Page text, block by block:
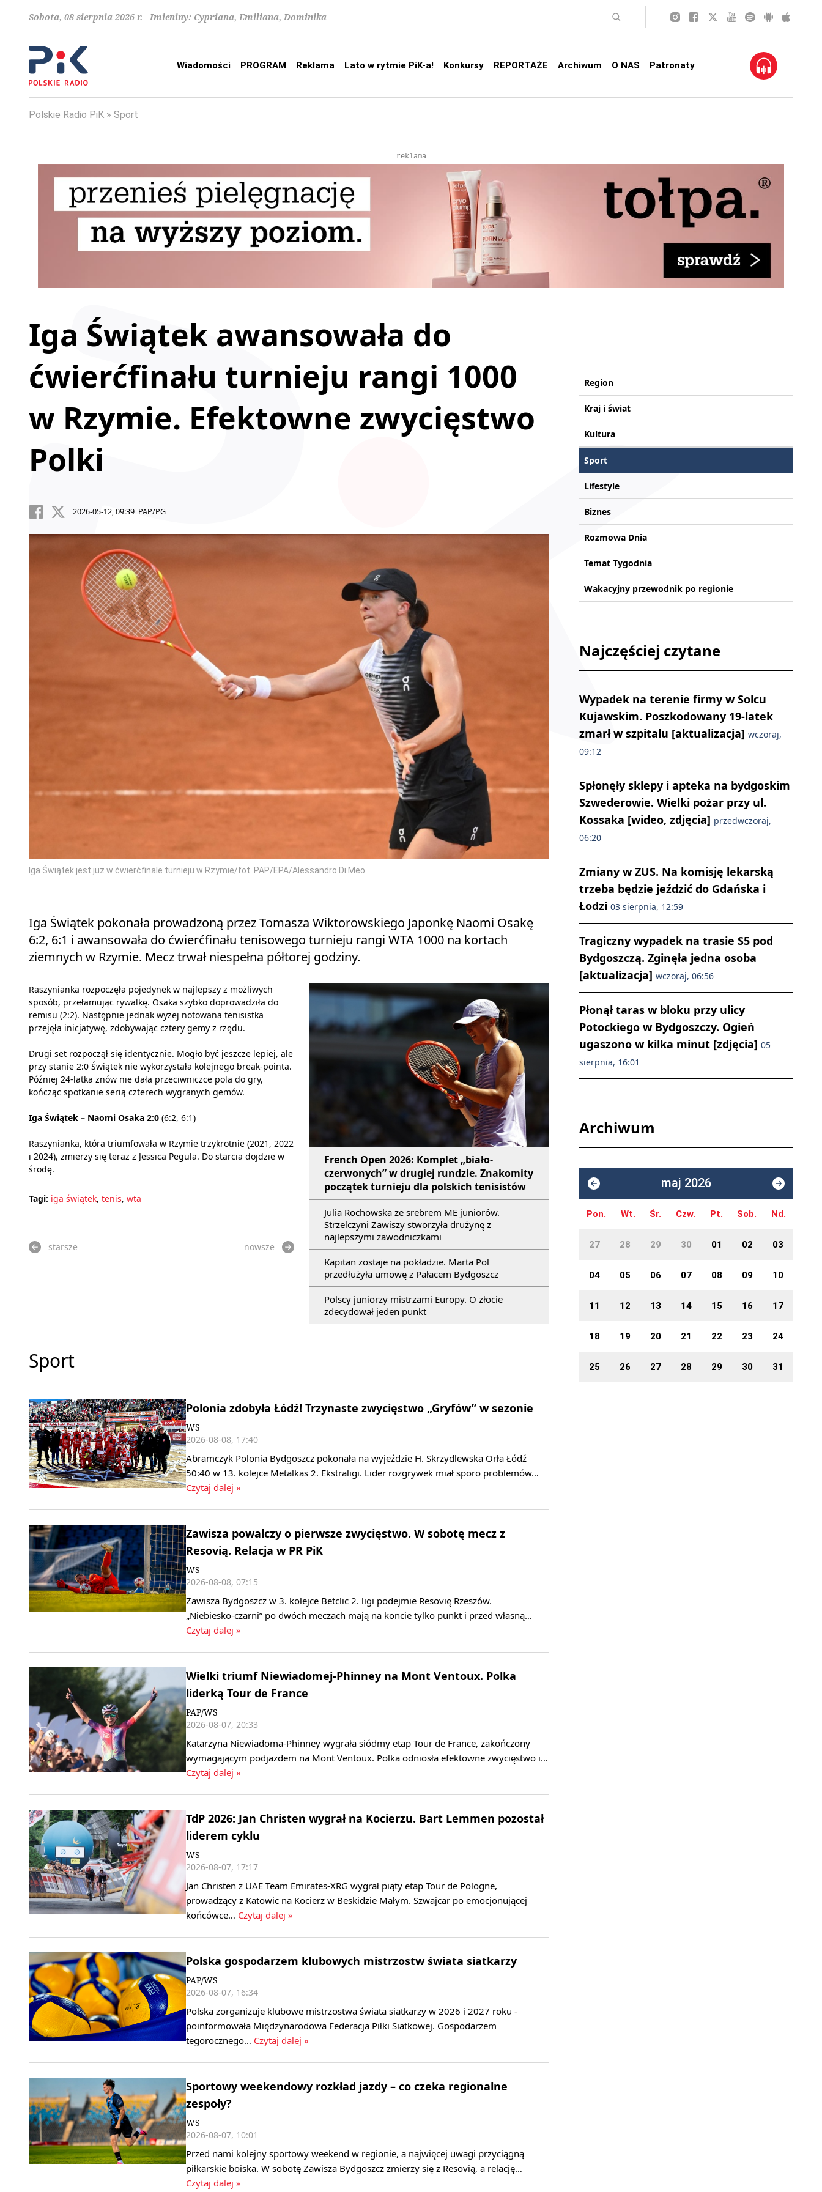
Sobota, 08 sierpnia 2026 r. Imieniny: Cypriana, Emiliana, Dominika
Wiadomości PROGRAM Reklama Lato w rytmie PiK-a! Konkursy REPORTAŻE Archiwum O NAS Patronaty
Polskie Radio PiK Sport
reklama
Iga Świątek awansowała do
ćwierćfinału turnieju rangi 1000
w Rzymie. Efektowne zwycięstwo
Polki
2026-05-12, 09:39 PAP/PG
Iga Świątek jest już w ćwierćfinale turnieju w Rzymie/fot. PAP/EPA/Alessandro Di Meo
Iga Świątek pokonała prowadzoną przez Tomasza Wiktorowskiego Japonkę Naomi Osakę
6:2, 6:1 i awansowała do ćwierćfinału tenisowego turnieju rangi WTA 1000 na kortach
ziemnych w Rzymie. Mecz trwał niespełna półtorej godziny.
French Open 2026: Komplet „biało-
czerwonych” w drugiej rundzie. Znakomity
początek turnieju dla polskich tenisistów
Julia Rochowska ze srebrem ME juniorów.
Strzelczyni Zawiszy stworzyła drużynę z
najlepszymi zawodniczkami
Kapitan zostaje na pokładzie. Marta Pol
przedłużyła umowę z Pałacem Bydgoszcz
Polscy juniorzy mistrzami Europy. O złocie
zdecydował jeden punkt
Raszynianka rozpoczęła pojedynek w najlepszy z możliwych
sposób, przełamując rywalkę. Osaka szybko doprowadziła do
remisu (2:2). Następnie jednak wyżej notowana tenisistka
przejęła inicjatywę, zdobywając cztery gemy z rzędu.
Drugi set rozpoczął się identycznie. Mogło być jeszcze lepiej, ale
przy stanie 2:0 Świątek nie wykorzystała kolejnego break-pointa.
Później 24-latka znów nie dała przeciwniczce pola do gry,
kończąc spotkanie serią czterech wygranych gemów.
Iga Świątek – Naomi Osaka 2:0 (6:2, 6:1)
Raszynianka, która triumfowała w Rzymie trzykrotnie (2021, 2022
i 2024), zmierzy się teraz z Jessica Pegula. Do starcia dojdzie w
środę.
Tagi: iga świątek, tenis, wta
starsze nowsze
Sport
Polonia zdobyła Łódź! Trzynaste zwycięstwo „Gryfów” w sezonie
WS
2026-08-08, 17:40
Abramczyk Polonia Bydgoszcz pokonała na wyjeździe H. Skrzydlewska Orła Łódź
50:40 w 13. kolejce Metalkas 2. Ekstraligi. Lider rozgrywek miał sporo problemów…
Czytaj dalej »
Zawisza powalczy o pierwsze zwycięstwo. W sobotę mecz z
Resovią. Relacja w PR PiK
WS
2026-08-08, 07:15
Zawisza Bydgoszcz w 3. kolejce Betclic 2. ligi podejmie Resovię Rzeszów.
„Niebiesko‑czarni” po dwóch meczach mają na koncie tylko punkt i przed własną…
Czytaj dalej »
Wielki triumf Niewiadomej-Phinney na Mont Ventoux. Polka
liderką Tour de France
PAP/WS
2026-08-07, 20:33
Katarzyna Niewiadoma-Phinney wygrała siódmy etap Tour de France, zakończony
wymagającym podjazdem na Mont Ventoux. Polka odniosła efektowne zwycięstwo i…
Czytaj dalej »
TdP 2026: Jan Christen wygrał na Kocierzu. Bart Lemmen pozostał
liderem cyklu
WS
2026-08-07, 17:17
Jan Christen z UAE Team Emirates-XRG wygrał piąty etap Tour de Pologne,
prowadzący z Katowic na Kocierz w Beskidzie Małym. Szwajcar po emocjonującej
końcówce… Czytaj dalej »
Polska gospodarzem klubowych mistrzostw świata siatkarzy
PAP/WS
2026-08-07, 16:34
Polska zorganizuje klubowe mistrzostwa świata siatkarzy w 2026 i 2027 roku -
poinformowała Międzynarodowa Federacja Piłki Siatkowej. Gospodarzem
tegorocznego… Czytaj dalej »
Sportowy weekendowy rozkład jazdy – co czeka regionalne
zespoły?
WS
2026-08-07, 10:01
Przed nami kolejny sportowy weekend w regionie, a najwięcej uwagi przyciągną
piłkarskie boiska. W sobotę Zawisza Bydgoszcz zmierzy się z Resovią, a relację…
Czytaj dalej »
Region
Kraj i świat
Kultura
Sport
Lifestyle
Biznes
Rozmowa Dnia
Temat Tygodnia
Wakacyjny przewodnik po regionie
Najczęściej czytane
Wypadek na terenie firmy w Solcu
Kujawskim. Poszkodowany 19-latek
zmarł w szpitalu [aktualizacja] wczoraj,
09:12
Spłonęły sklepy i apteka na bydgoskim
Szwederowie. Wielki pożar przy ul.
Kossaka [wideo, zdjęcia] przedwczoraj,
06:20
Zmiany w ZUS. Na komisję lekarską
trzeba będzie jeździć do Gdańska i
Łodzi 03 sierpnia, 12:59
Tragiczny wypadek na trasie S5 pod
Bydgoszczą. Zginęła jedna osoba
[aktualizacja] wczoraj, 06:56
Płonął taras w bloku przy ulicy
Potockiego w Bydgoszczy. Ogień
ugaszono w kilka minut [zdjęcia] 05
sierpnia, 16:01
Archiwum
maj 2026
Pon. Wt. Śr. Czw. Pt. Sob. Nd.
27 28 29 30 01 02 03
04 05 06 07 08 09 10
11 12 13 14 15 16 17
18 19 20 21 22 23 24
25 26 27 28 29 30 31